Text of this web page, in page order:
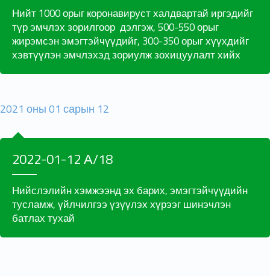
Нийт 1000 орыг коронавируст халдвартай иргэдийг
түр эмчлэх зорилгоор дэлгэж, 500-550 орыг
жирэмсэн эмэгтэйчүүдийг, 300-350 орыг хүүхдийг
хэвтүүлэн эмчлэхэд зориулж зохицуулалт хийх
2021 оны 01 сарын 12
2022-01-12 А/18
Нийслэлийн хэмжээнд эх барих, эмэгтэйчүүдийн
тусламж, үйлчилгээ үзүүлэх хүрээг шинэчлэн
батлах тухай